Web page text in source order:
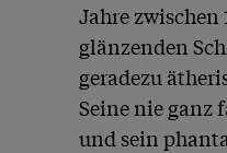
Jahre
glänzenden
geradezu
Seine nie ganz
und sein